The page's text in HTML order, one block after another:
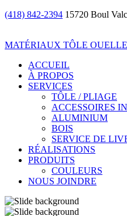
(418) 842-2394 15720 Boul
MATÉRIAUX TÔLE
ACCUEIL
À PROPOS
SERVICES
TÔLE / PLIAGE
ACCESSOIRES
ALUMINIUM
BOIS
SERVICE DE
RÉALISATIONS
PRODUITS
COULEURS
NOUS JOINDRE